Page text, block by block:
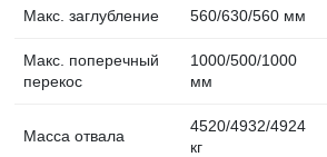
Макс. заглубление 560/630/560 мм
Макс. поперечный
перекос
1000/500/1000
мм
Масса отвала
4520/4932/4924
кг